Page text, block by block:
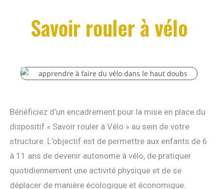
Savoir rouler à vélo
Bénéficiez d’un encadrement pour la mise en place du
dispositif « Savoir rouler à Vélo » au sein de votre
structure. L’objectif est de permettre aux enfants de 6
à 11 ans de devenir autonome à vélo, de pratiquer
quotidiennement une activité physique et de se
déplacer de manière écologique et économique.